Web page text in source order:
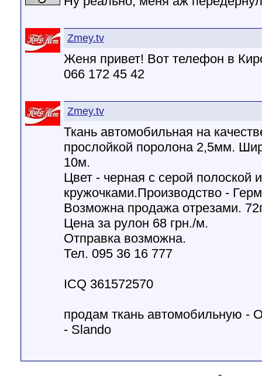
Zmey.tv
Женя привет! Вот телефон в
066 172 45 42
Zmey.tv
Ткань автомобильная на
прослойкой поролона 2,5мм.
10м.
Цвет - черная с серой
кружочками.Производство -
Возможна продажа отрезами.
Цена за рулон 68 грн./м.
Отправка возможна.
Тел. 095 36 16 777
ICQ 361572570
продам ткань автомобильную -
- Slando